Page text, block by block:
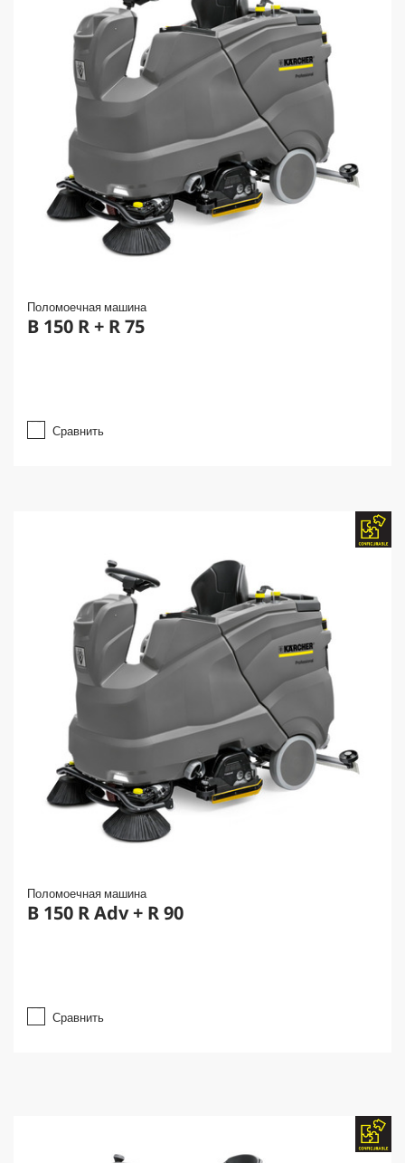
Поломоечная машина
B 150 R + R 75
Сравнить
Поломоечная машина
B 150 R Adv + R 90
Сравнить